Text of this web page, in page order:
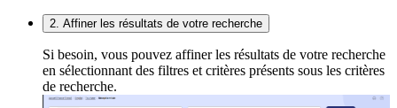
2. Affiner les résultats de votre recherche
Si besoin, vous pouvez affiner les résultats de votre recherche
en sélectionnant des filtres et critères présents sous les critères
de recherche.